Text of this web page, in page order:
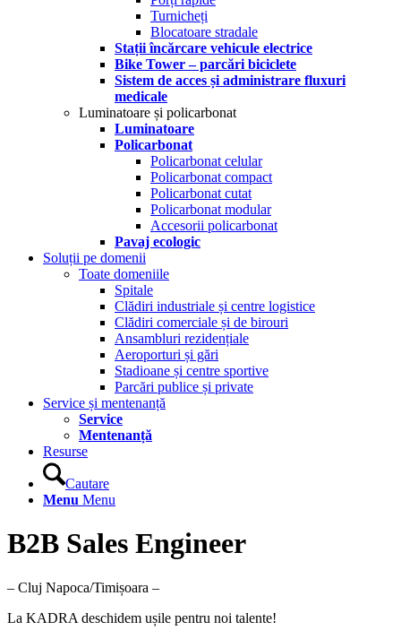
Turnicheți
Blocatoare stradale
Stații încărcare vehicule electrice
Bike Tower – parcări biciclete
Sistem de acces și administrare fluxuri
medicale
Luminatoare și policarbonat
Luminatoare
Policarbonat
Policarbonat celular
Policarbonat compact
Policarbonat cutat
Policarbonat modular
Accesorii policarbonat
Pavaj ecologic
Soluții pe domenii
Toate domeniile
Spitale
Clădiri industriale și centre logistice
Clădiri comerciale și de birouri
Ansambluri rezidențiale
Aeroporturi și gări
Stadioane și centre sportive
Parcări publice și private
Service și mentenanță
Service
Mentenanță
Resurse
Cautare
Menu Menu
B2B Sales Engineer
– Cluj Napoca/Timișoara –
La KADRA deschidem ușile pentru noi talente!